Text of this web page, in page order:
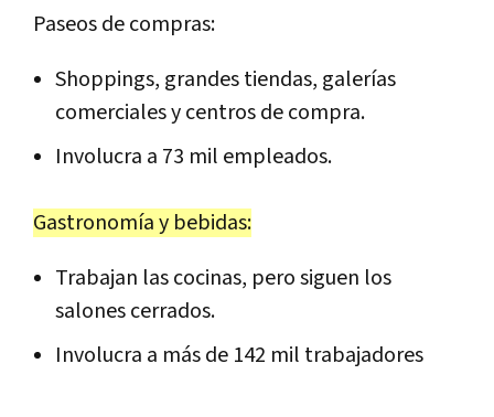
Paseos de compras:
Shoppings, grandes tiendas, galerías
comerciales y centros de compra.
Involucra a 73 mil empleados.
Gastronomía y bebidas:
Trabajan las cocinas, pero siguen los
salones cerrados.
Involucra a más de 142 mil trabajadores